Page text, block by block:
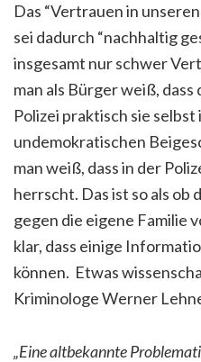
Das “Vertrauen in
sei dadurch “nachhaltig
insgesamt nur schwer
man als Bürger weiß,
Polizei praktisch sie
undemokratischen
man weiß, dass in der
herrscht. Das ist so als ob
gegen die eigene Familie
klar, dass einige
können. Etwas
Kriminologe Werner
„Eine altbekannte